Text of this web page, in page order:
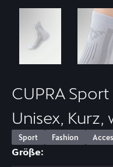
CUPRA
Unisex, Kurz,
Sport Fashion
Größe: